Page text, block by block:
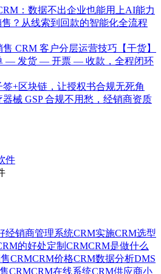
：数据不出企业也能用上AI能力
？从线索到回款的智能化全流程
CRM 客户分层运营技巧【干货】
— 发货 — 开票 — 收款，全程闭环
+区块链，让授权书合规无死角
械 GSP 合规不用愁，经销商资质
经销商管理系统CRM实施CRM选型
的好处定制CRMCRM是做什么
CRMCRM价格CRM数据分析DMS
CRMCRM在线系统CRM供应商小